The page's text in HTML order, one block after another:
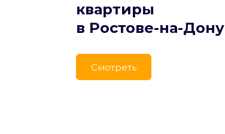
квартиры
в Ростове-на-Дону
Cмотреть